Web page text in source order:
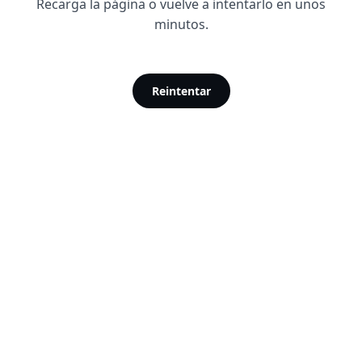
Recarga la página o vuelve a intentarlo en unos
minutos.
Reintentar